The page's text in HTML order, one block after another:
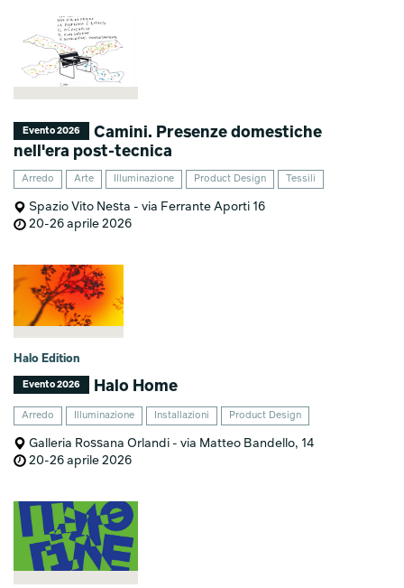
Evento 2026
Camini. Presenze domestiche
nell'era post-tecnica
Arredo Arte Illuminazione Product Design Tessili
Spazio Vito Nesta - via Ferrante Aporti 16
20-26 aprile 2026
Halo Edition
Evento 2026 Halo Home
Arredo Illuminazione Installazioni Product Design
Galleria Rossana Orlandi - via Matteo Bandello, 14
20-26 aprile 2026